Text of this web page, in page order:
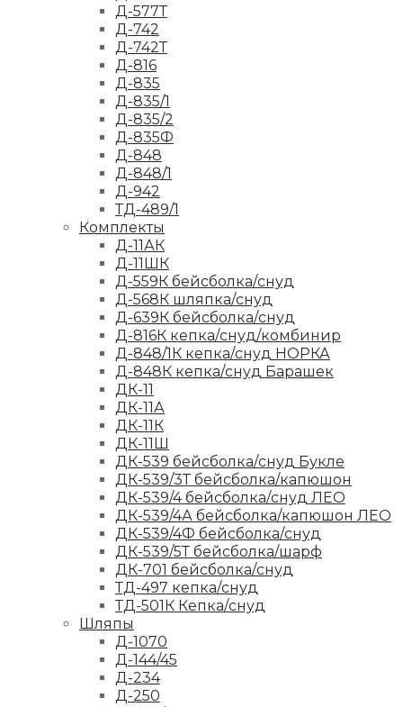
Д-577Т
Д-742
Д-742Т
Д-816
Д-835
Д-835/1
Д-835/2
Д-835Ф
Д-848
Д-848/1
Д-942
ТД-489/1
Комплекты
Д-11АК
Д-11ШК
Д-559К бейсболка/снуд
Д-568К шляпка/снуд
Д-639К бейсболка/снуд
Д-816К кепка/снуд/комбинир
Д-848/1К кепка/снуд НОРКА
Д-848К кепка/снуд Барашек
ДК-11
ДК-11А
ДК-11К
ДК-11Ш
ДК-539 бейсболка/снуд Букле
ДК-539/3Т бейсболка/капюшон
ДК-539/4 бейсболка/снуд ЛЕО
ДК-539/4А бейсболка/капюшон ЛЕО
ДК-539/4Ф бейсболка/снуд
ДК-539/5Т бейсболка/шарф
ДК-701 бейсболка/снуд
ТД-497 кепка/снуд
ТД-501К Кепка/снуд
Шляпы
Д-1070
Д-144/45
Д-234
Д-250